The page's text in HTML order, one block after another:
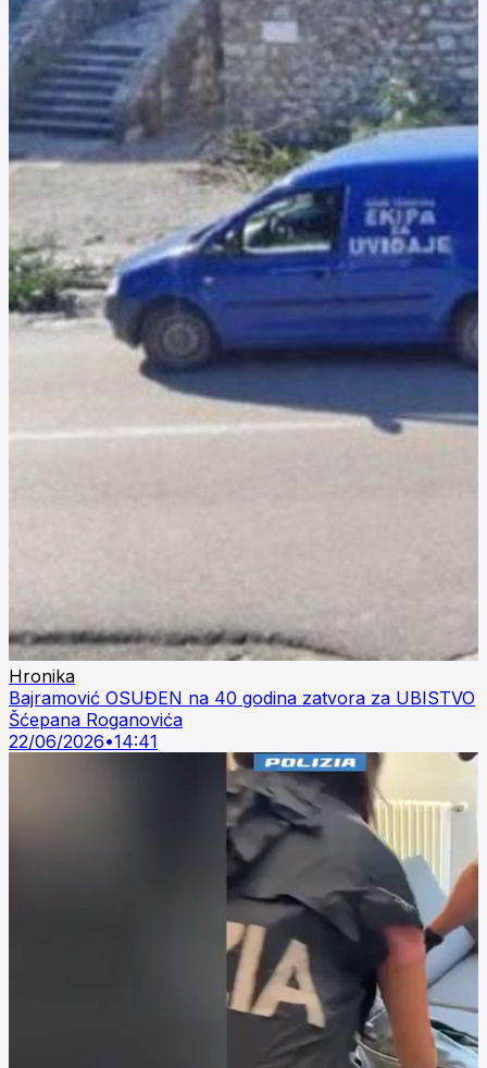
Hronika
Bajramović OSUĐEN na 40 godina zatvora za UBISTVO
Šćepana Roganovića
22/06/2026•14:41